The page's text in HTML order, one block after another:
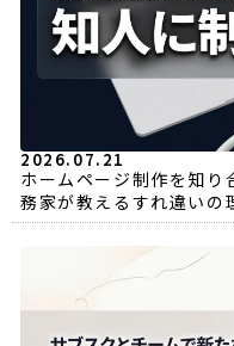
2026.07.21
ホームページ制作を知り
務家が教えるすれ違いの